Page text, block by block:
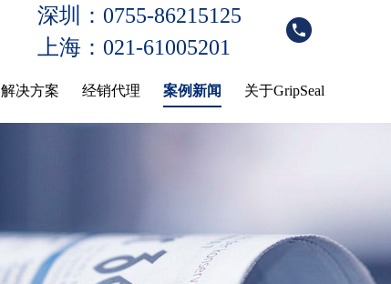
深圳：0755-86215125
上海：021-61005201
解决方案 经销代理 案例新闻 关于GripSeal